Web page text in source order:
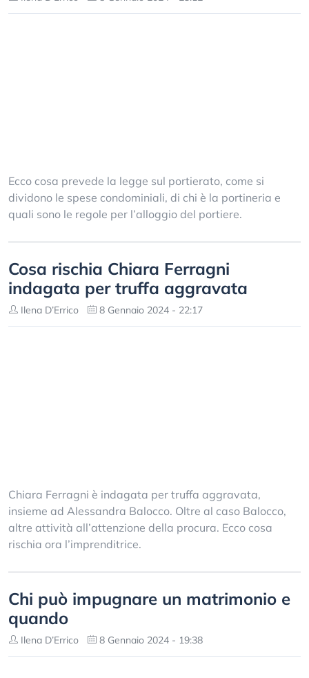
Ecco cosa prevede la legge sul portierato, come si
dividono le spese condominiali, di chi è la portineria e
quali sono le regole per l’alloggio del portiere.
Cosa rischia Chiara Ferragni
indagata per truffa aggravata
Ilena D’Errico 8 Gennaio 2024 - 22:17
Chiara Ferragni è indagata per truffa aggravata,
insieme ad Alessandra Balocco. Oltre al caso Balocco,
altre attività all’attenzione della procura. Ecco cosa
rischia ora l’imprenditrice.
Chi può impugnare un matrimonio e
quando
Ilena D’Errico 8 Gennaio 2024 - 19:38